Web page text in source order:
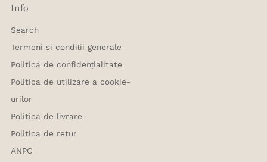
Info
Search
Termeni și condiții generale
Politica de confidențialitate
Politica de utilizare a cookie-
urilor
Politica de livrare
Politica de retur
ANPC